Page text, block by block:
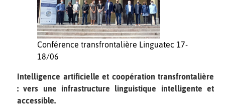
Conférence transfrontalière Linguatec 17-
18/06
Intelligence artificielle et coopération transfrontalière
: vers une infrastructure linguistique intelligente et
accessible.